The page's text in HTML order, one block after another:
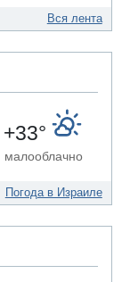
Вся лента
+33°
малооблачно
Погода в Израиле